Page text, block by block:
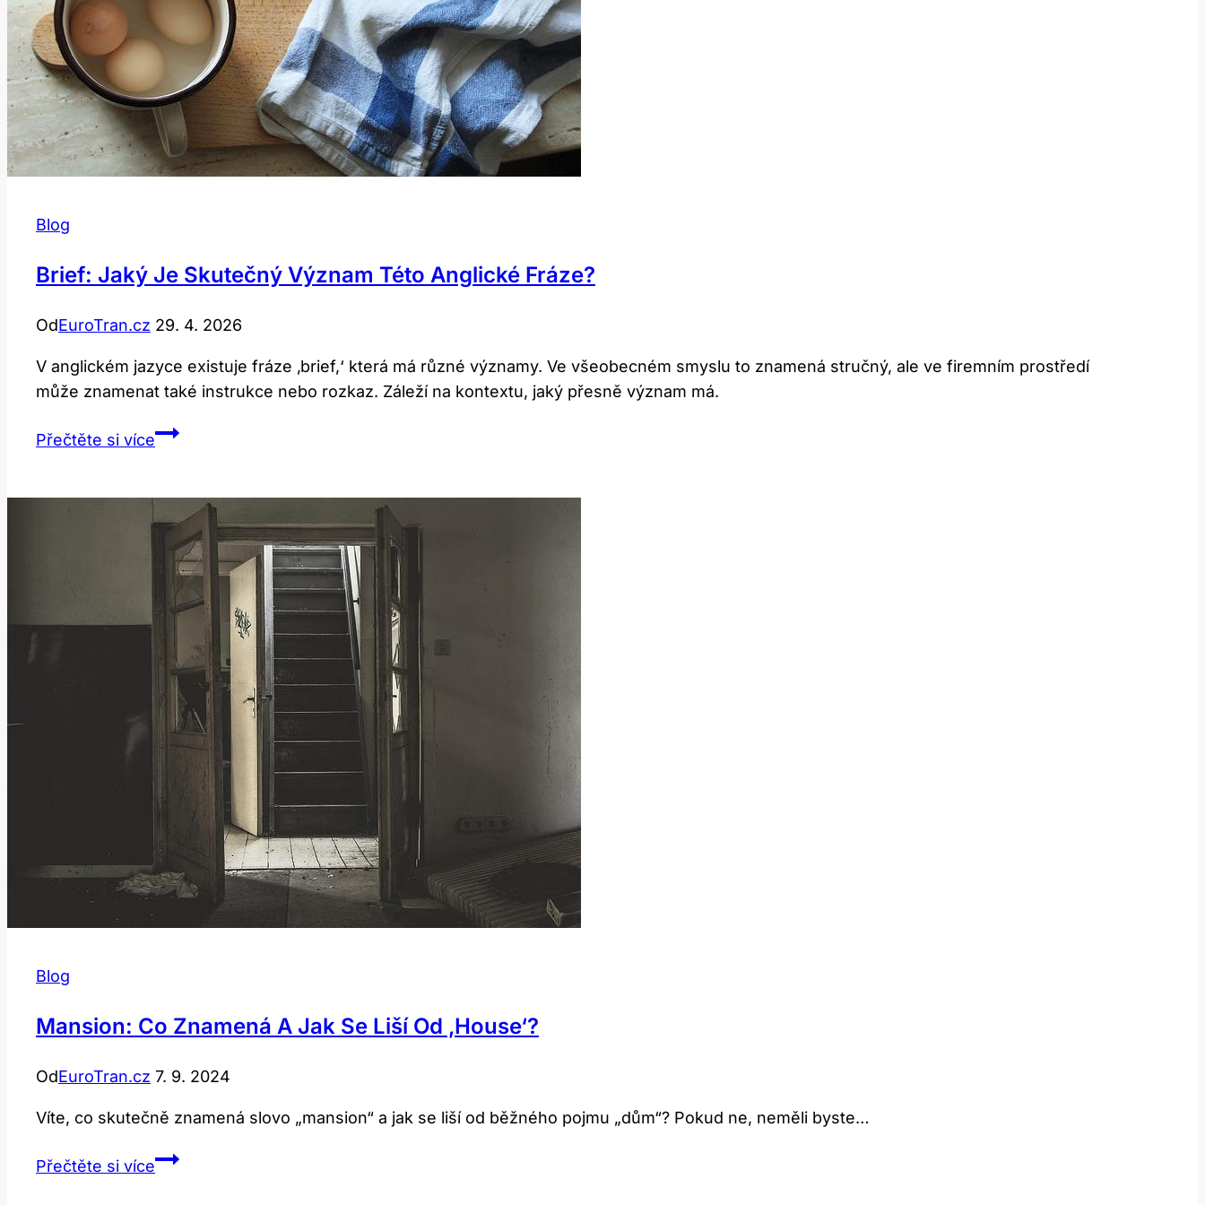
Blog
Brief: Jaký Je Skutečný Význam Této Anglické Fráze?
OdEuroTran.cz 29. 4. 2026
V anglickém jazyce existuje fráze ‚brief,‘ která má různé významy. Ve všeobecném smyslu to znamená stručný, ale ve firemním prostředí
může znamenat také instrukce nebo rozkaz. Záleží na kontextu, jaký přesně význam má.
Přečtěte si víceBrief:
skutečný
význam
této
anglické
fráze?
Blog
Mansion: Co Znamená A Jak Se Liší Od ‚House‘?
OdEuroTran.cz 7. 9. 2024
Víte, co skutečně znamená slovo „mansion“ a jak se liší od běžného pojmu „dům“? Pokud ne, neměli byste…
Přečtěte si víceMansion: